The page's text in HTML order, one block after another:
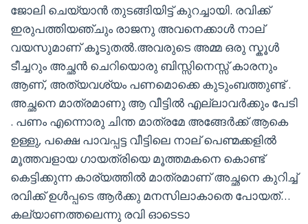
ജോലി ചെയ്യാന്‍ തുടങ്ങിയിട്ട് കുറച്ചായി. രവിക്ക്
ഇരുപത്തിയഞ്ചും രാജനു അവനെക്കാള്‍ നാല്
വയസുമാണ് കൂടുതല്‍.അവരുടെ അമ്മ ഒരു സ്കൂള്‍
ടീച്ചറും അച്ഛന്‍ ചെറിയൊരു ബിസ്സിനെസ്സ് കാരനും
ആണ്, അത്യവശ്യം പണമൊക്കെ കുടുംബത്തുണ്ട് .
അച്ഛനെ മാത്രമാണു ആ വീട്ടില്‍ എല്ലാവര്‍ക്കും പേടി
. പണം എന്നൊരു ചിന്ത മാത്രമേ അങ്ങേര്‍ക്ക് ആകെ
ഉള്ളു, പക്ഷെ പാവപ്പട്ട വീട്ടിലെ നാല് പെണ്മക്കളില്‍
മൂത്തവളായ ഗായത്രിയെ മൂത്തമകനെ കൊണ്ട്
കെട്ടിക്കുന്ന കാര്യത്തില്‍ മാത്രമാണ് അച്ഛനെ കുറിച്ച്
രവിക്ക് ഉള്‍പ്പടെ ആര്‍ക്കു മനസിലാകാതെ പോയത്…
കല്യാണത്തലെന്നു രവി ഓടെടാ